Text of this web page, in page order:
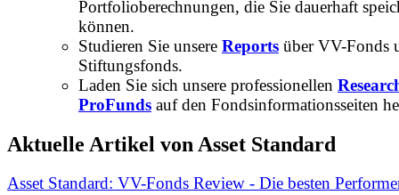
Portfolioberechnungen, die Sie dauerhaft
können.
Studieren Sie unsere Reports über VV-Fonds
Stiftungsfonds.
Laden Sie sich unsere professionellen
ProFunds auf den Fondsinformationsseiten
Aktuelle Artikel von Asset Standard
Asset Standard: VV-Fonds Review - Die besten